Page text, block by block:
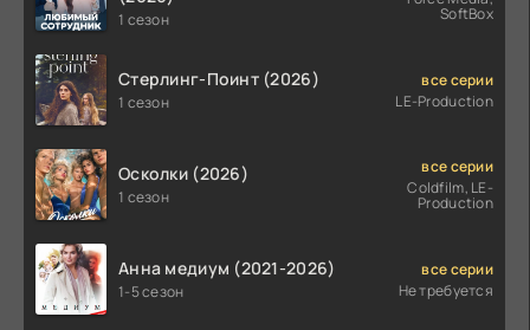
1 сезон SoftBox
Стерлинг-Поинт (2026)
1 сезон
все серии
LE-Production
Осколки (2026)
1 сезон
все серии
Coldfilm, LE-
Production
Анна медиум (2021-2026)
1-5 сезон
все серии
Не требуется